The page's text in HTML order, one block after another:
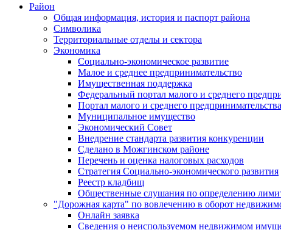
Район
Общая информация, история и паспорт района
Символика
Территориальные отделы и сектора
Экономика
Социально-экономическое развитие
Малое и среднее предпринимательство
Имущественная поддержка
Федеральный портал малого и среднего
Портал малого и среднего
Муниципальное имущество
Экономический Совет
Внедрение стандарта развития конкуренции
Сделано в Можгинском районе
Перечень и оценка налоговых расходов
Стратегия Социально-экономического развития
Реестр кладбищ
Общественные слушания по определению
"Дорожная карта" по вовлечению в оборот
Онлайн заявка
Сведения о неиспользуемом недвижимом